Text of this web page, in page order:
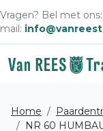
Vragen? Bel met ons:
mail:
Home
NR 60